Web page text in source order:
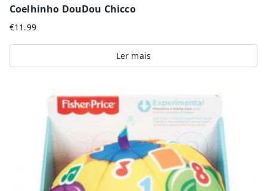
Coelhinho DouDou Chicco
€11.99
Ler mais